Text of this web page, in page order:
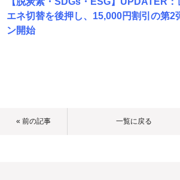
エネ切替を後押し、15,000円割引の第2
ン開始
« 前の記事 一覧に戻る